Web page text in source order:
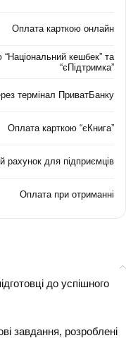
Оплата карткою онлайн
кешбек” та
“єПідтримка”
термінал ПриватБанку
Оплата карткою “єКнига”
рахунок для підприємців
Оплата при отриманні
до успішного
завдання, розроблені